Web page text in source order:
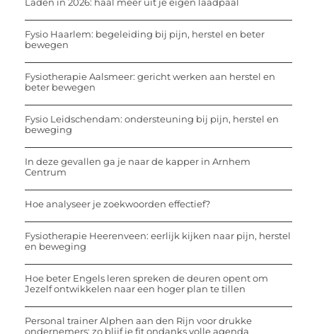
Fysio Haarlem: begeleiding bij pijn, herstel en beter
bewegen
Fysiotherapie Aalsmeer: gericht werken aan herstel en
beter bewegen
Fysio Leidschendam: ondersteuning bij pijn, herstel en
beweging
In deze gevallen ga je naar de kapper in Arnhem
Centrum
Hoe analyseer je zoekwoorden effectief?
Fysiotherapie Heerenveen: eerlijk kijken naar pijn, herstel
en beweging
Hoe beter Engels leren spreken de deuren opent om
Jezelf ontwikkelen naar een hoger plan te tillen
Personal trainer Alphen aan den Rijn voor drukke
ondernemers: zo blijf je fit ondanks volle agenda